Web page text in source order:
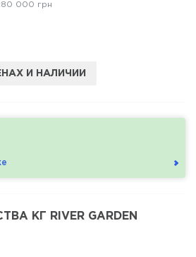
000 грн
И НАЛИЧИИ
КГ RIVER GARDEN